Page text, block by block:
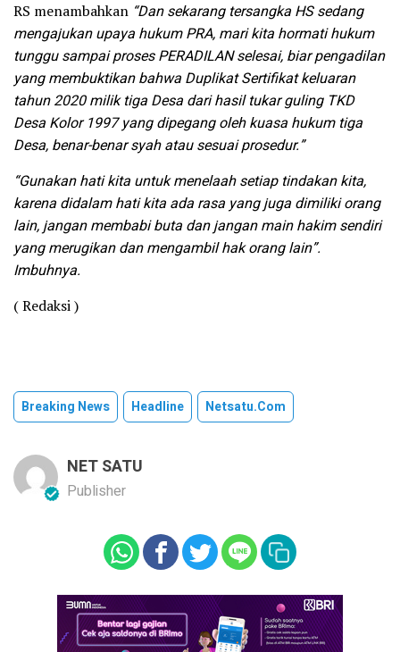
RS menambahkan “Dan sekarang tersangka HS sedang
mengajukan upaya hukum PRA, mari kita hormati hukum
tunggu sampai proses PERADILAN selesai, biar pengadilan
yang membuktikan bahwa Duplikat Sertifikat keluaran
tahun 2020 milik tiga Desa dari hasil tukar guling TKD
Desa Kolor 1997 yang dipegang oleh kuasa hukum tiga
Desa, benar-benar syah atau sesuai prosedur.”
“Gunakan hati kita untuk menelaah setiap tindakan kita,
karena didalam hati kita ada rasa yang juga dimiliki orang
lain, jangan membabi buta dan jangan main hakim sendiri
yang merugikan dan mengambil hak orang lain”.
Imbuhnya.
( Redaksi )
Breaking News Headline Netsatu.com
NET SATU
Publisher